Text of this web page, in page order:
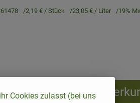
2,19 € / Stück 23,05 € / Liter 19%
Cookies zulasst (bei uns